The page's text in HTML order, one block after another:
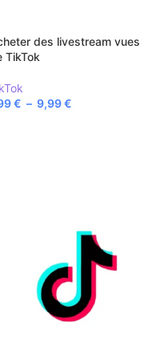
des livestream vues
TikTok
€ – 9,99€